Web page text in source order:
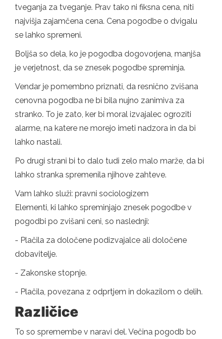
tveganja za tveganje. Prav tako ni fiksna cena, niti
najvišja zajamčena cena. Cena pogodbe o dvigalu
se lahko spremeni.
Boljša so dela, ko je pogodba dogovorjena, manjša
je verjetnost, da se znesek pogodbe spreminja.
Vendar je pomembno priznati, da resnično zvišana
cenovna pogodba ne bi bila nujno zanimiva za
stranko. To je zato, ker bi moral izvajalec ogroziti
alarme, na katere ne morejo imeti nadzora in da bi
lahko nastali.
Po drugi strani bi to dalo tudi zelo malo marže, da bi
lahko stranka spremenila njihove zahteve.
Vam lahko služi: pravni sociologizem
Elementi, ki lahko spreminjajo znesek pogodbe v
pogodbi po zvišani ceni, so naslednji:
- Plačila za določene podizvajalce ali določene
dobavitelje.
- Zakonske stopnje.
- Plačila, povezana z odprtjem in dokazilom o delih.
Različice
To so spremembe v naravi del. Večina pogodb bo